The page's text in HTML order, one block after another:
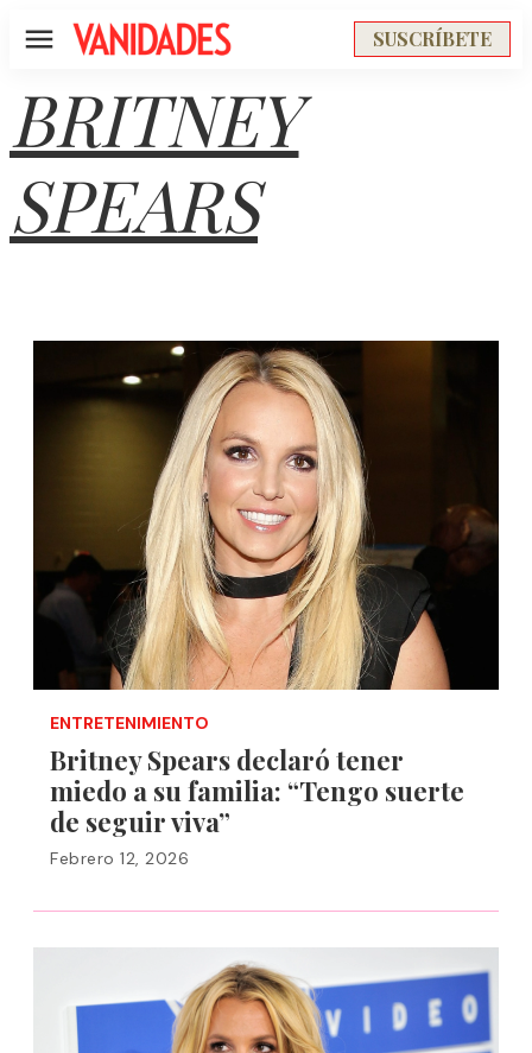
Menú SUSCRÍBETE
BRITNEY
SPEARS
ENTRETENIMIENTO
Britney Spears declaró tener
miedo a su familia: “Tengo suerte
de seguir viva”
Febrero 12, 2026